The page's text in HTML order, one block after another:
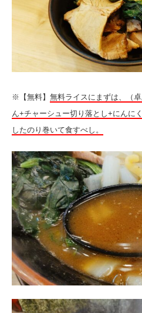
※【無料】 無料ライスにまずは、（
ん+チャーシュー切り落とし+にんに
したのり巻いて食すべし。